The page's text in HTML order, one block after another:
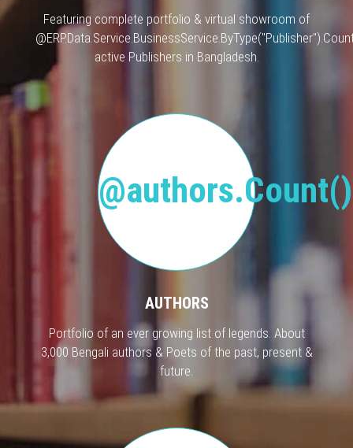
Featuring complete portfolio & virtual showroom of
active Publishers in Bangladesh.
AUTHORS
Portfolio of an ever growing list of legends. About
3,000 Bengali authors & Poets of the past, present &
future.